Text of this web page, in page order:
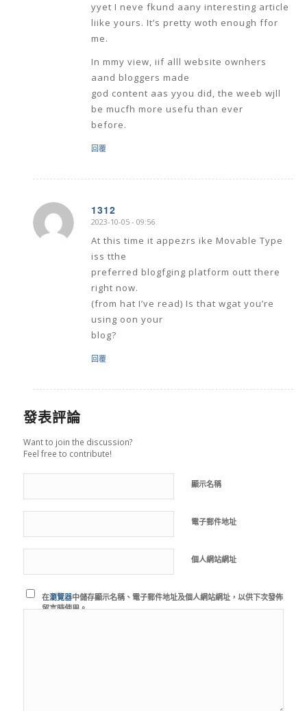
yyet I neve fkund aany interesting article
liike yours. It’s pretty woth enough ffor
me.
In mmy view, iif alll website ownhers
aand bloggers made
god content aas yyou did, the weeb wjll
be mucfh more usefu than ever
before.
回覆
1312
says:
2023-10-05 - 09:56
At this time it appezrs ike Movable Type
iss tthe
preferred blogfging platform outt there
right now.
(from hat I’ve read) Is that wgat you’re
using oon your
blog?
回覆
發表評論
Want to join the discussion?
Feel free to contribute!
顯示名稱
電子郵件地址
個人網站網址
在瀏覽器中儲存顯示名稱、電子郵件地址及個人網站網址，以供下次發佈
留言時使用。